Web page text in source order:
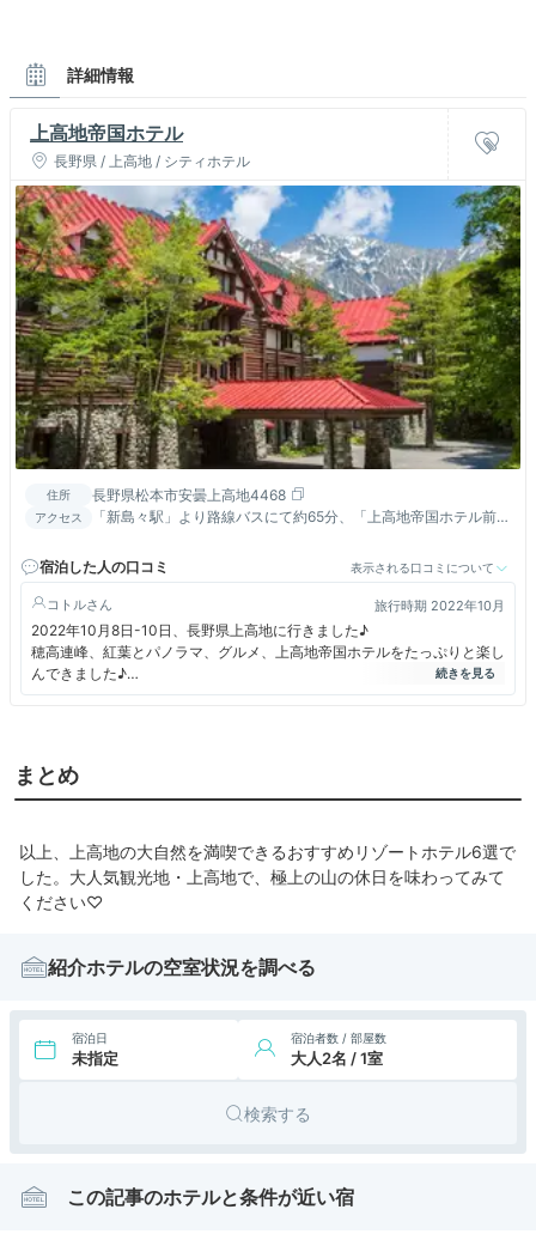
詳細情報
上高地帝国ホテル
長野県 / 上高地 / シティホテル
住所 長野県松本市安曇上高地4468
アクセス
「新島々駅」より路線バスにて約65分、「上高地帝国ホテル前」
渡駐車場」より路線バスまたはタクシーで約30分／中部縦貫自
動車道「高山IC」より車で約60分、「あかんだな駐車場(平湯)」
より路線バスまたはタクシーにて約30分
宿泊した人の口コミ 表示される口コミについて
コトル 旅行時期 2022年10月
2022年10月8日-10日、長野県上高地に行きました♪
穂高連峰、紅葉とパノラマ、グルメ、上高地帝国ホテルをたっぷりと楽し
んできました♪
穂高連峰、紅葉とパノラマ、グルメ、上高地帝国ホテルをたっぷりと楽し
んできました♪
☆Vol.94 10月9日：上高地♪
上高地帝国ホテルのベランダ付きツインルーム。
ベランダから美しい穂高連峰をゆったりと眺めたら、
お待ちかねの１泊目のディナータイム。
神河内コースを。
前菜、スープ、魚料理、肉料理、デザートのオーソドックスなコース。
＠海の幸のチャウダーと長野産南瓜のニョッキ
＠オニカサゴのグリエ 信州産白菜と赤ワインソース
＠国産牛ローストビーフ 信州産茸のフリカッセとリンゴのグレイビーソ
ース
＠信州産葡萄とフロマージュブランのヴェリーヌ仕立て
神河内コースを。
前菜、スープ、魚料理、肉料理、デザートのオーソドックスなコース。
まとめ
以上、上高地の大自然を満喫できるおすすめリゾートホテル6選で
した。大人気観光地・上高地で、極上の山の休日を味わってみて
ください♡
紹介ホテルの空室状況を調べる
宿泊日
未指定
宿泊者数 / 部屋数
大人2名 / 1室
検索する
この記事のホテルと条件が近い宿